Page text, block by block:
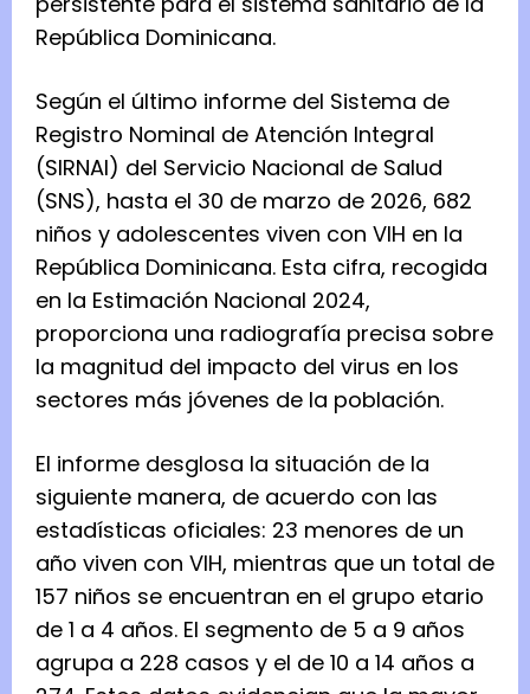
República Dominicana.
Según el último informe del Sistema de
Registro Nominal de Atención Integral
(SIRNAI) del Servicio Nacional de Salud
(SNS), hasta el 30 de marzo de 2026, 682
niños y adolescentes viven con VIH en la
República Dominicana. Esta cifra, recogida
en la Estimación Nacional 2024,
proporciona una radiografía precisa sobre
la magnitud del impacto del virus en los
sectores más jóvenes de la población.
El informe desglosa la situación de la
siguiente manera, de acuerdo con las
estadísticas oficiales: 23 menores de un
año viven con VIH, mientras que un total de
157 niños se encuentran en el grupo etario
de 1 a 4 años. El segmento de 5 a 9 años
agrupa a 228 casos y el de 10 a 14 años a